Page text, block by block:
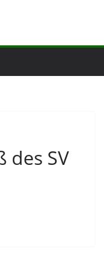
des SV